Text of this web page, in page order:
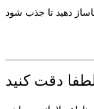
دقت کنید